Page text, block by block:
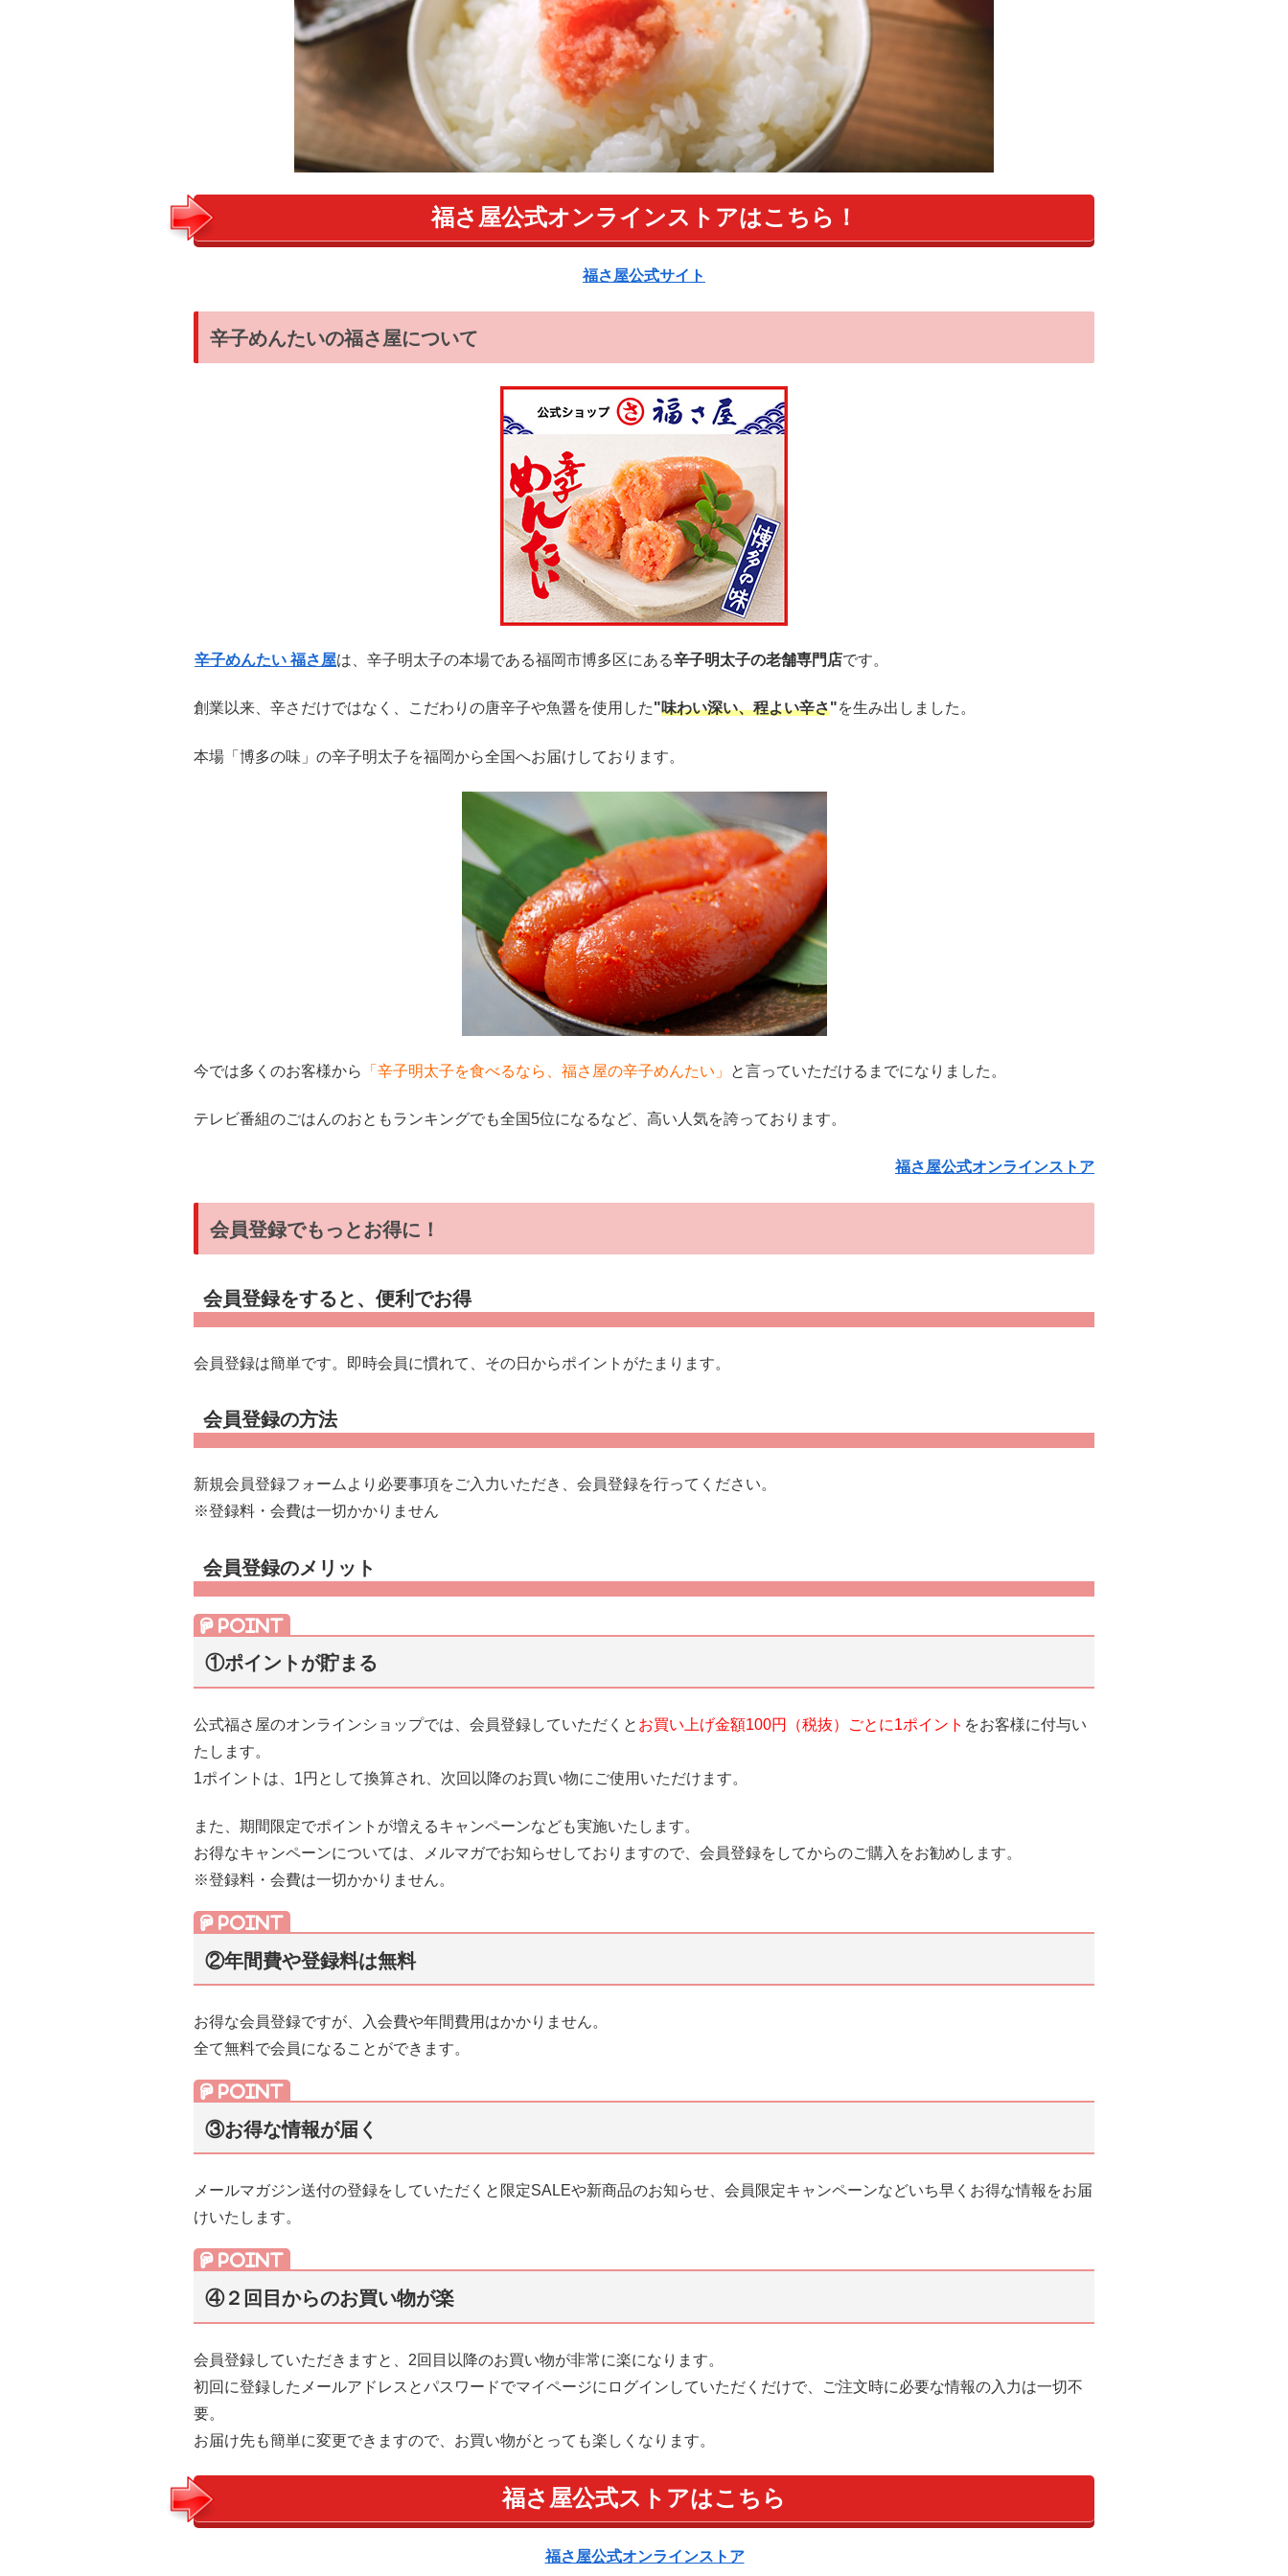
福さ屋公式オンラインストアはこちら！
福さ屋公式サイト
辛子めんたいの福さ屋について
辛子めんたい 福さ屋は、辛子明太子の本場である福岡市博多区にある辛子明太子の老舗専門店です。
創業以来、辛さだけではなく、こだわりの唐辛子や魚醤を使用した"味わい深い、程よい辛さ"を生み出しました。
本場「博多の味」の辛子明太子を福岡から全国へお届けしております。
今では多くのお客様から 「辛子明太子を食べるなら、福さ屋の辛子めんたい」 と言っていただけるまでになりました。
テレビ番組のごはんのおともランキングでも全国5位になるなど、高い人気を誇っております。
福さ屋公式オンラインストア
会員登録でもっとお得に！
会員登録をすると、便利でお得
会員登録は簡単です。即時会員に慣れて、その日からポイントがたまります。
会員登録の方法
新規会員登録フォームより必要事項をご入力いただき、会員登録を行ってください。
※登録料・会費は一切かかりません
会員登録のメリット
①ポイントが貯まる
公式福さ屋のオンラインショップでは、会員登録していただくと お買い上げ金額100円（税抜）ごとに1ポイント をお客様に付与い
たします。
1ポイントは、1円として換算され、次回以降のお買い物にご使用いただけます。
また、期間限定でポイントが増えるキャンペーンなども実施いたします。
お得なキャンペーンについては、メルマガでお知らせしておりますので、会員登録をしてからのご購入をお勧めします。
※登録料・会費は一切かかりません。
②年間費や登録料は無料
お得な会員登録ですが、入会費や年間費用はかかりません。
全て無料で会員になることができます。
③お得な情報が届く
メールマガジン送付の登録をしていただくと限定SALEや新商品のお知らせ、会員限定キャンペーンなどいち早くお得な情報をお届
けいたします。
④２回目からのお買い物が楽
会員登録していただきますと、2回目以降のお買い物が非常に楽になります。
初回に登録したメールアドレスとパスワードでマイページにログインしていただくだけで、ご注文時に必要な情報の入力は一切不
要。
お届け先も簡単に変更できますので、お買い物がとっても楽しくなります。
福さ屋公式ストアはこちら
福さ屋公式オンラインストア